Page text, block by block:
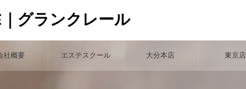
｜グランクレール
社概要 エステスクール 大分本店 東京店